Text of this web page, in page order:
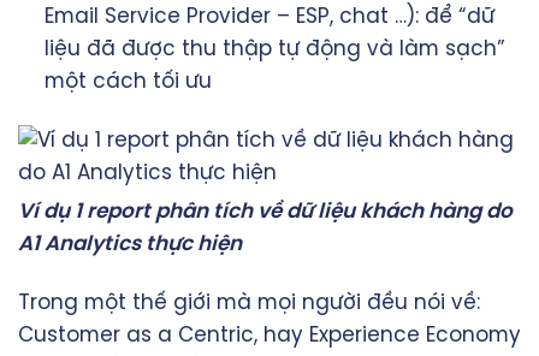
Email Service Provider – ESP, chat …): để “dữ
liệu đã được thu thập tự động và làm sạch”
một cách tối ưu
Ví dụ 1 report phân tích về dữ liệu khách hàng do
A1 Analytics thực hiện
Trong một thế giới mà mọi người đều nói về:
Customer as a Centric, hay Experience Economy